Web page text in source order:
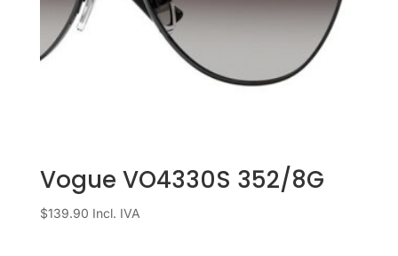
Vogue VO4330S 352/8G
$139.90 Incl. IVA